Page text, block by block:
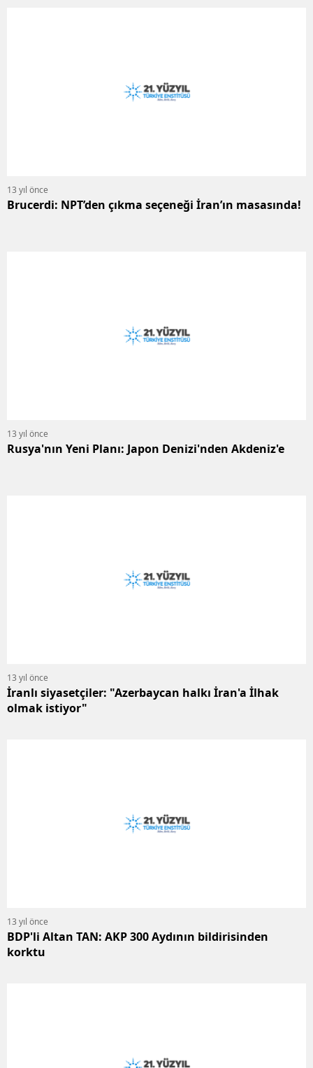
13 yıl önce
Brucerdi: NPT’den çıkma seçeneği İran’ın masasında!
13 yıl önce
Rusya'nın Yeni Planı: Japon Denizi'nden Akdeniz'e
13 yıl önce
İranlı siyasetçiler: "Azerbaycan halkı İran'a İlhak
olmak istiyor"
13 yıl önce
BDP'li Altan TAN: AKP 300 Aydının bildirisinden
korktu